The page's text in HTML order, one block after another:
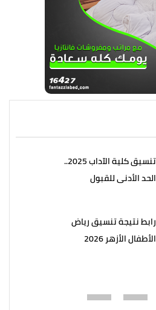
تنسيق كلية الآداب 2025..
الحد الأدنى للقبول
رابط نتيجة تنسيق رياض
الأطفال الأزهر 2026